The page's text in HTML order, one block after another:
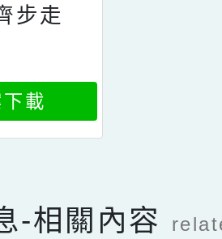
步走
載
-相關內容